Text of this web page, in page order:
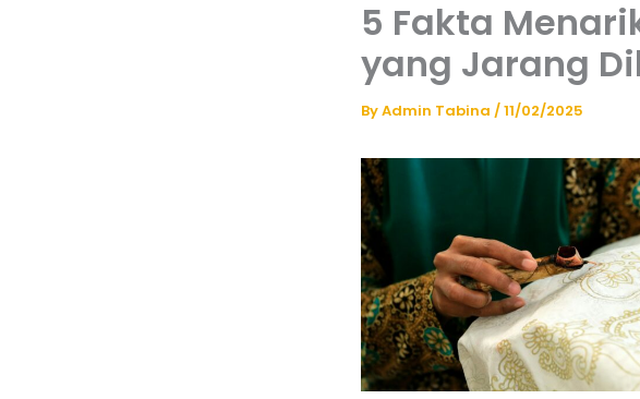
5 Fakta
yang Jarang
ByAdmin Tabina /11/02/2025